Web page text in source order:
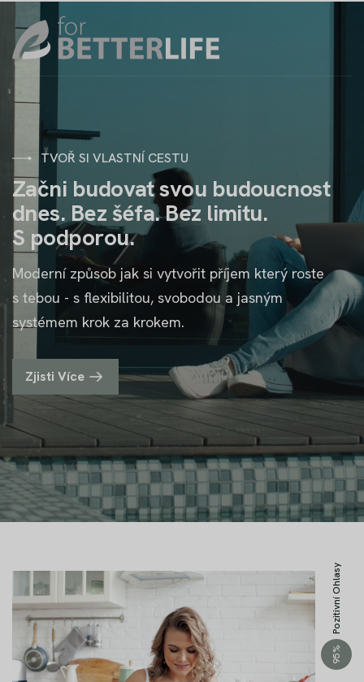
TVOŘ SI VLASTNÍ CESTU
Začni budovatsvou budoucnost
dnes. Bezšéfa.Bez limitu.
S podporou.
Moderní způsob jak si vytvořit příjem který roste
s tebou - s flexibilitou, svobodou a jasným
systémem krok za krokem.
Zjisti Více
95
%
Pozitivní Ohlasy